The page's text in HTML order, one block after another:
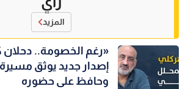
المزيد
«رغم الخصومة.. دحلان
إصدار جديد يوثق مسيرة
وحافظ على حضوره